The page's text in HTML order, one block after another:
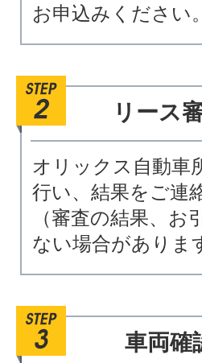
お申込みください。
リース
オリックス自動車
行い、結果をご連
（審査の結果、お
ない場合がありま
車両確